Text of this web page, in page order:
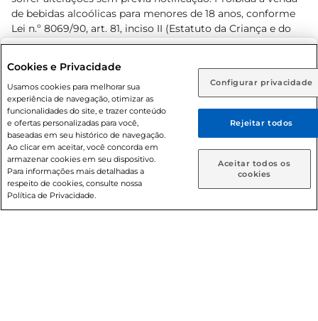
Rio de Janeiro (RJ) Goiás (GO)
Ou
Caso queira comprar online, informe como deseja receber
suas compras:
Entrega em casa Retire em Loja
de bebidas alcoólicas para menores de 18 anos, conforme
Lei n.º 8069/90, art. 81, inciso II (Estatuto da Criança e do
Adolescente). Preços e condições exclusivos para o
prévio. O valor mínimo para as compras on-line é de R$
80,00.
© 2026 Copyright. Todos os direitos
reservados Prezunic.
Cookies e Privacidade
Usamos cookies para melhorar sua
experiência de navegação, otimizar as
funcionalidades do site, e trazer conteúdo
e ofertas personalizadas para você,
baseadas em seu histórico de navegação.
Ao clicar em aceitar, você concorda em
armazenar cookies em seu dispositivo.
Para informações mais detalhadas a
respeito de cookies, consulte nossa
Política de Privacidade.
Configurar privacidade
Rejeitar todos
Aceitar todos os
cookies